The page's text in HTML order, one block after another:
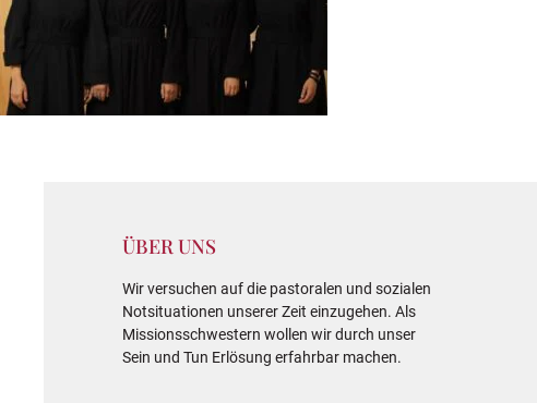
ÜBER UNS
Wir versuchen auf die pastoralen und sozialen
Notsituationen unserer Zeit einzugehen. Als
Missionsschwestern wollen wir durch unser
Sein und Tun Erlösung erfahrbar machen.